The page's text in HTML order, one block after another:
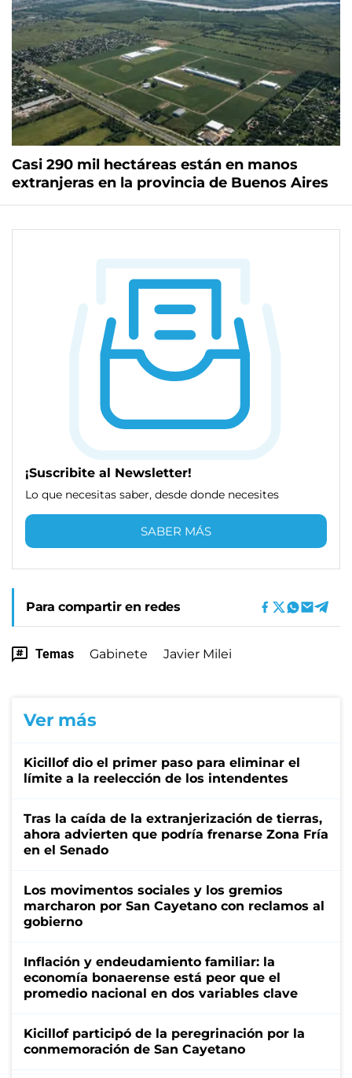
Casi 290 mil hectáreas están en manos
extranjeras en la provincia de Buenos Aires
¡Suscribite al Newsletter!
Lo que necesitas saber, desde donde necesites
SABER MÁS
Para compartir en redes
Temas Gabinete Javier Milei
Ver más
Kicillof dio el primer paso para eliminar el
límite a la reelección de los intendentes
Tras la caída de la extranjerización de tierras,
ahora advierten que podría frenarse Zona Fría
en el Senado
Los movimentos sociales y los gremios
marcharon por San Cayetano con reclamos al
gobierno
Inflación y endeudamiento familiar: la
economía bonaerense está peor que el
promedio nacional en dos variables clave
Kicillof participó de la peregrinación por la
conmemoración de San Cayetano